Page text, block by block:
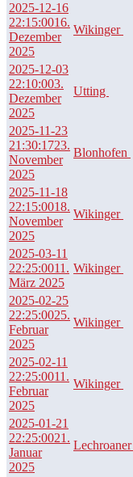
2025-12-16
22:15:0016.
Dezember
2025
Wikinger
2025-12-03
22:10:003.
Dezember
2025
Utting
2025-11-23
21:30:1723.
November
2025
Blonhofen
2025-11-18
22:15:0018.
November
2025
Wikinger
2025-03-11
22:25:0011.
März 2025
Wikinger
2025-02-25
22:25:0025.
Februar
2025
Wikinger
2025-02-11
22:25:0011.
Februar
2025
Wikinger
2025-01-21
22:25:0021.
Januar
2025
Lechroaner